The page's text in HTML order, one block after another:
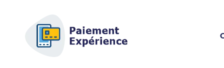
AFSCM.ORG - GUÍA DE